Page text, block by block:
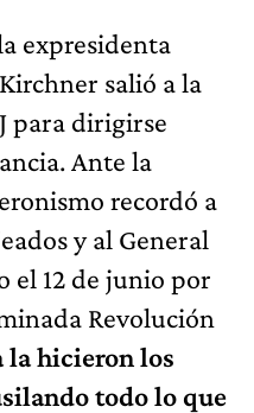
expresidenta
salió a la
para dirigirse
Ante la
recordó a
y al General
el 12 de junio por
Revolución
la hicieron los
todo lo que